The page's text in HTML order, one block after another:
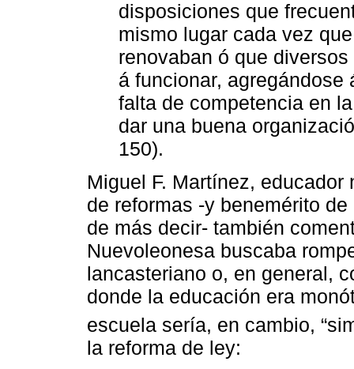
disposiciones que
mismo lugar cada vez
renovaban ó que
á funcionar,
falta de competencia en
dar una buena
150).
Miguel F. Martínez,
de reformas -y benemérito
de más decir- también
Nuevoleonesa buscaba
lancasteriano o, en general,
donde la educación era
escuela sería, en cambio,
la reforma de ley: